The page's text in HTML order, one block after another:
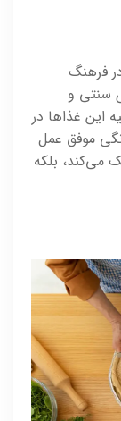
فرهنگ
سنتی و
این غذاها در
موفق عمل
می‌کند، بلکه